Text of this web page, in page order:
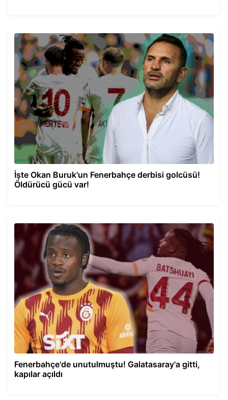
İşte Okan Buruk'un Fenerbahçe derbisi golcüsü!
Öldürücü gücü var!
Fenerbahçe'de unutulmuştu! Galatasaray'a gitti,
kapılar açıldı